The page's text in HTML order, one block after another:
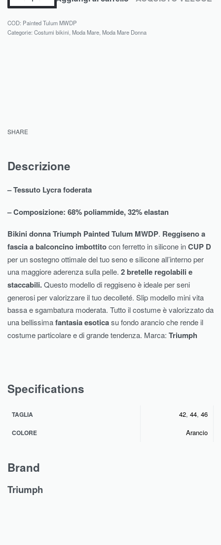
Painted Tulum MWDP
Categorie: Costumi bikini, Moda Mare, Moda Mare Donna
SHARE
Descrizione
– Tessuto Lycra foderata
– Composizione: 68% poliammide, 32% elastan
Bikini donna Triumph Painted Tulum MWDP. Reggiseno a
fascia a balconcino imbottitocon ferretto in silicone inCUP D
per un sostegno ottimale del tuo seno e silicone all’interno per
una maggiore aderenza sulla pelle. 2 bretelle regolabili e
staccabili.Questo modello di reggiseno è ideale per seni
generosi per valorizzare il tuo decolleté. Slip modello mini vita
bassa e sgambatura moderata. Tutto il costume è valorizzato da
una bellissimafantasia esoticasu fondo arancio che rende il
costume particolare e di grande tendenza. Marca: Triumph
Specifications
TAGLIA 42, 44, 46
COLORE Arancio
Brand
Triumph